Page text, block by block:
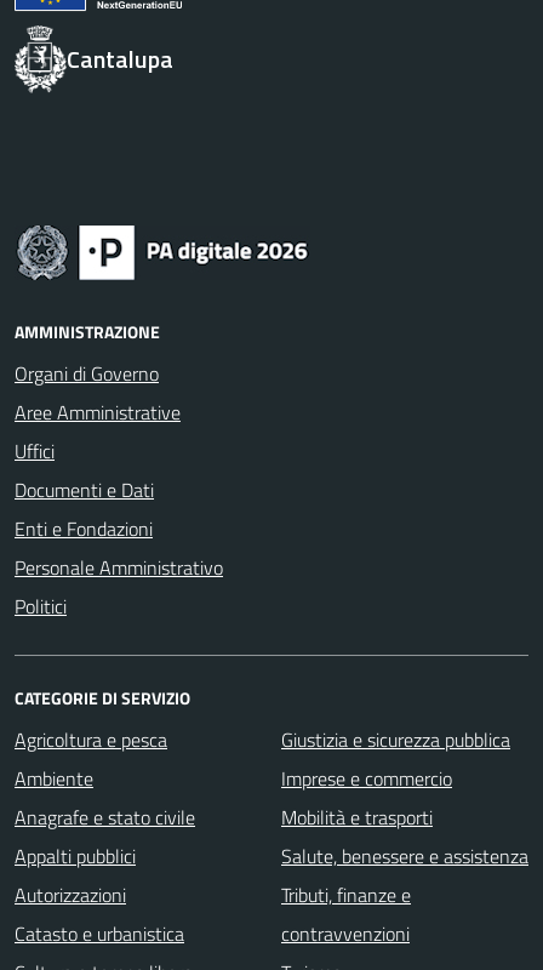
Cantalupa
AMMINISTRAZIONE
Organi di Governo
Aree Amministrative
Uffici
Documenti e Dati
Enti e Fondazioni
Personale Amministrativo
Politici
CATEGORIE DI SERVIZIO
Agricoltura e pesca
Ambiente
Anagrafe e stato civile
Appalti pubblici
Autorizzazioni
Catasto e urbanistica
Giustizia e sicurezza pubblica
Imprese e commercio
Mobilità e trasporti
Salute, benessere e assistenza
Tributi, finanze e
contravvenzioni